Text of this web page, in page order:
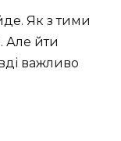
Як з тими
Але йти
важливо